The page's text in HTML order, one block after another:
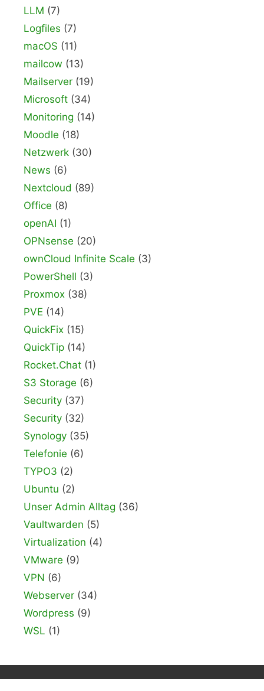
LLM (7)
Logfiles (7)
macOS (11)
mailcow (13)
Mailserver (19)
Microsoft (34)
Monitoring (14)
Moodle (18)
Netzwerk (30)
News (6)
Nextcloud (89)
Office (8)
openAI (1)
OPNsense (20)
ownCloud Infinite Scale (3)
PowerShell (3)
Proxmox (38)
PVE (14)
QuickFix (15)
QuickTip (14)
Rocket.Chat (1)
S3 Storage (6)
Security (37)
Security (32)
Synology (35)
Telefonie (6)
TYPO3 (2)
Ubuntu (2)
Unser Admin Alltag (36)
Vaultwarden (5)
Virtualization (4)
VMware (9)
VPN (6)
Webserver (34)
Wordpress (9)
WSL (1)